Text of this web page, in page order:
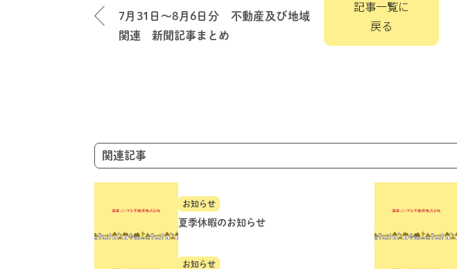
稿
ナ
7月31日～8月6日分 不動産及び地域
関連 新聞記事まとめ
記事一覧に
戻る
関連記事
お知らせ
夏季休暇のお知らせ
お知らせ